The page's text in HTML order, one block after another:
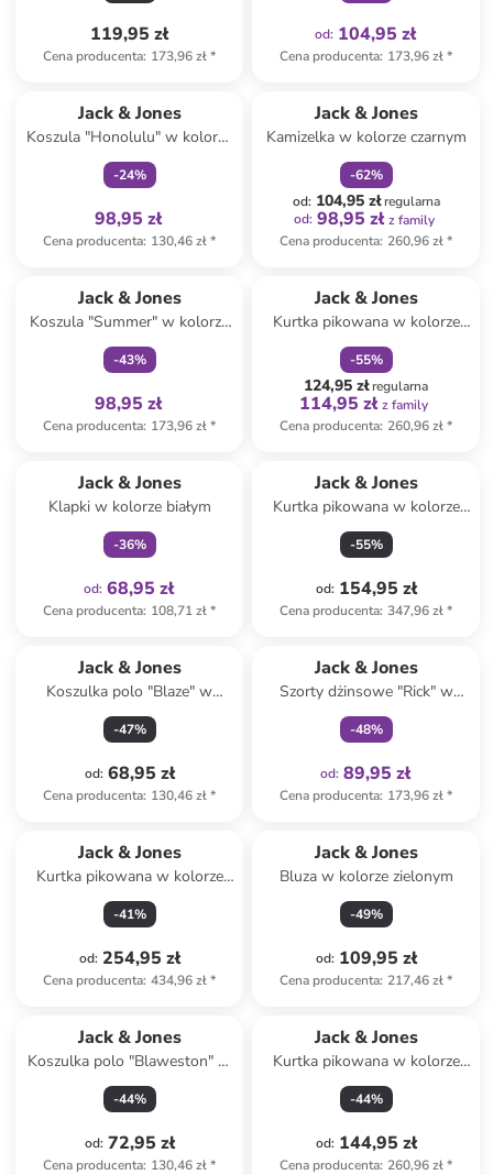
119,95 zł
Cena producenta: 173,96 zł*
od: 104,95 zł
Cena producenta: 173,96 zł*
Jack & Jones
Koszula "Honolulu" w kolorze
biało-granatowym
-24%
98,95 zł
Cena producenta: 130,46 zł*
Jack & Jones
Kamizelka w kolorze czarnym
-62%
od: 104,95 złregularna
od: 98,95 zł z family
Cena producenta: 260,96 zł*
Jack & Jones
Koszula "Summer" w kolorze
jasnoróżowym
-43%
98,95 zł
Cena producenta: 173,96 zł*
Jack & Jones
Kurtka pikowana w kolorze
beżowym
-55%
124,95 złregularna
114,95 zł z family
Cena producenta: 260,96 zł*
Jack & Jones
Klapki w kolorze białym
-36%
od: 68,95 zł
Cena producenta: 108,71 zł*
Jack & Jones
Kurtka pikowana w kolorze
niebieskim
-55%
od: 154,95 zł
Cena producenta: 347,96 zł*
Jack & Jones
Koszulka polo "Blaze" w
kolorze khaki
-47%
od: 68,95 zł
Cena producenta: 130,46 zł*
Jack & Jones
Szorty dżinsowe "Rick" w
kolorze czarnym
-48%
od: 89,95 zł
Cena producenta: 173,96 zł*
Jack & Jones
Kurtka pikowana w kolorze
beżowo-szarym
-41%
od: 254,95 zł
Cena producenta: 434,96 zł*
Jack & Jones
Bluza w kolorze zielonym
-49%
od: 109,95 zł
Cena producenta: 217,46 zł*
Jack & Jones
Koszulka polo "Blaweston" w
kolorze białym
-44%
od: 72,95 zł
Cena producenta: 130,46 zł*
Jack & Jones
Kurtka pikowana w kolorze
granatowym
-44%
od: 144,95 zł
Cena producenta: 260,96 zł*